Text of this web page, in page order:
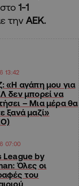
1-1
την ΑΕΚ.
13:42
«Η αγάπη μου για
δεν μπορεί να
– Μια μέρα θα
ξανά μαζί»
07:00
League by
Όλες οι
του